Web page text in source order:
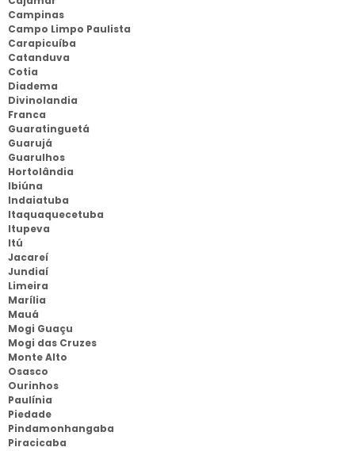
Campinas
Campo Limpo Paulista
Carapicuíba
Catanduva
Cotia
Diadema
Divinolandia
Franca
Guaratinguetá
Guarujá
Guarulhos
Hortolândia
Ibiúna
Indaiatuba
Itaquaquecetuba
Itupeva
Itú
Jacareí
Jundiaí
Limeira
Marília
Mauá
Mogi Guaçu
Mogi das Cruzes
Monte Alto
Osasco
Ourinhos
Paulínia
Piedade
Pindamonhangaba
Piracicaba